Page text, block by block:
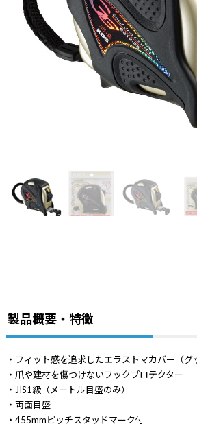
製品概要・特徴
・フィット感を追求したエラストマカバー（グ
・爪や建材を傷つけないフックプロテクター
・JIS1級（メートル目盛のみ）
・両面目盛
・455mmピッチスタッドマーク付